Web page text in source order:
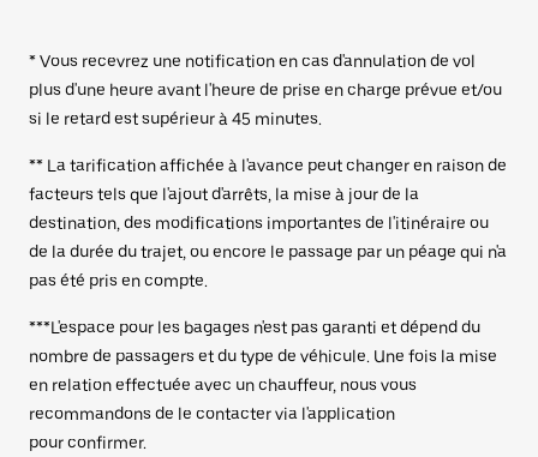
* Vous recevrez une notification en cas d'annulation de vol
plus d'une heure avant l'heure de prise en charge prévue et/ou
si le retard est supérieur à 45 minutes.
** La tarification affichée à l'avance peut changer en raison de
facteurs tels que l'ajout d'arrêts, la mise à jour de la
destination, des modifications importantes de l'itinéraire ou
de la durée du trajet, ou encore le passage par un péage qui n'a
pas été pris en compte.
***L'espace pour les bagages n'est pas garanti et dépend du
nombre de passagers et du type de véhicule. Une fois la mise
en relation effectuée avec un chauffeur, nous vous
recommandons de le contacter via l'application
pour confirmer.